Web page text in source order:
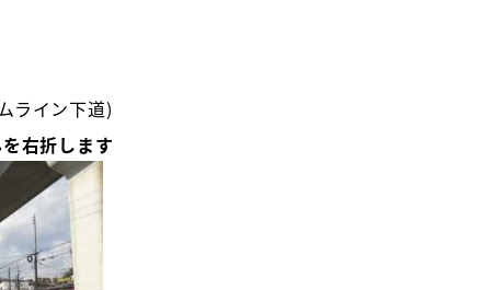
ライン下道)
右折します